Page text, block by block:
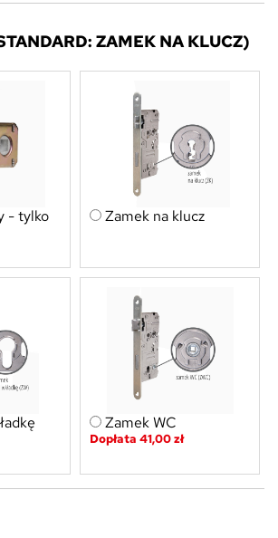
ZAMEK NA KLUCZ)
- tylko
Zamek na klucz
Zamek WC
Dopłata 41,00 zł